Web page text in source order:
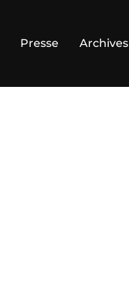
Presse Archives